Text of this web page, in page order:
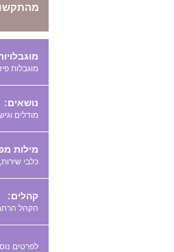
מוגבלות
נושאים:
מודלים
מילות
,
קהלים:
הקהל
לפרטים